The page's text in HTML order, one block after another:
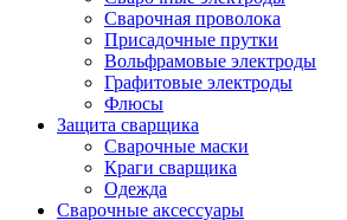
Сварочная проволока
Присадочные прутки
Вольфрамовые электроды
Графитовые электроды
Флюсы
Защита сварщика
Сварочные маски
Краги сварщика
Одежда
Сварочные аксессуары